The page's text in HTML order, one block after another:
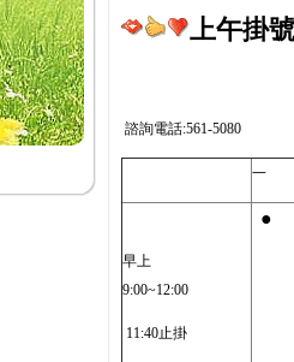
上午掛
諮詢電話:561-5080
一
早上
9:00~12:00
11:40止掛
●